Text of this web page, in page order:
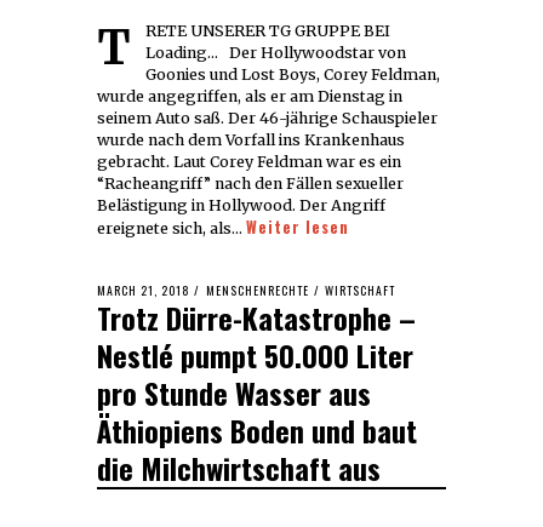
TRETE UNSERER TG GRUPPE BEI
Loading... Der Hollywoodstar von
Goonies und Lost Boys, Corey Feldman,
wurde angegriffen, als er am Dienstag in
seinem Auto saß. Der 46-jährige Schauspieler
wurde nach dem Vorfall ins Krankenhaus
gebracht. Laut Corey Feldman war es ein
“Racheangriff” nach den Fällen sexueller
Belästigung in Hollywood. Der Angriff
ereignete sich, als… Weiter lesen
POSTED
ON
MARCH 21, 2018 MARCH
21,
2018
MENSCHENRECHTE / WIRTSCHAFT
Trotz Dürre-Katastrophe –
Nestlé pumpt 50.000 Liter
pro Stunde Wasser aus
Äthiopiens Boden und baut
die Milchwirtschaft aus